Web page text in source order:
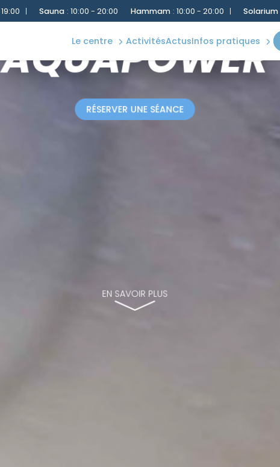
Hammam:10:00 - 20:00 | Solarium:10:00 - 20:00 | Bassin 25m:
le centre
détente
forme
activités actus infos pratiques
accès &
règles
ACTIVITÉ BASIQUE
AQUAPOWER
RÉSERVER UNE SÉANCE
EN SAVOIR PLUS